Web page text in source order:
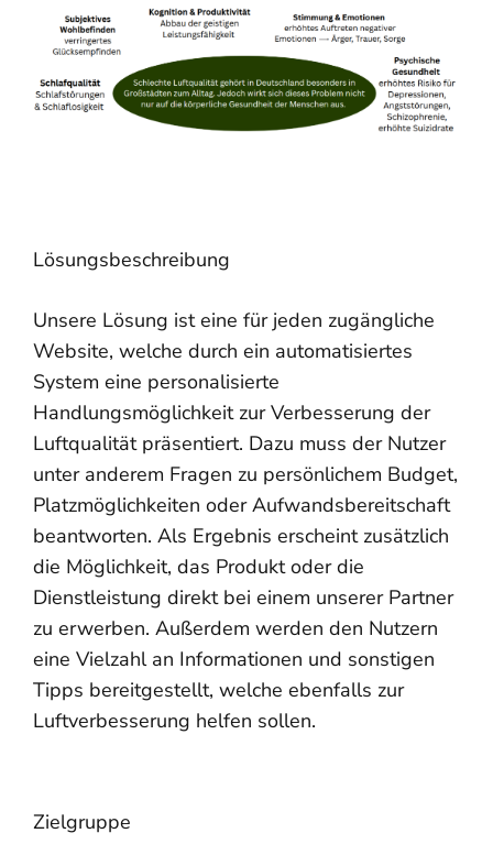
Lösungsbeschreibung
Unsere Lösung ist eine für jeden zugängliche
Website, welche durch ein automatisiertes
System eine personalisierte
Handlungsmöglichkeit zur Verbesserung der
Luftqualität präsentiert. Dazu muss der Nutzer
unter anderem Fragen zu persönlichem Budget,
Platzmöglichkeiten oder Aufwandsbereitschaft
beantworten. Als Ergebnis erscheint zusätzlich
die Möglichkeit, das Produkt oder die
Dienstleistung direkt bei einem unserer Partner
zu erwerben. Außerdem werden den Nutzern
eine Vielzahl an Informationen und sonstigen
Tipps bereitgestellt, welche ebenfalls zur
Luftverbesserung helfen sollen.
Zielgruppe